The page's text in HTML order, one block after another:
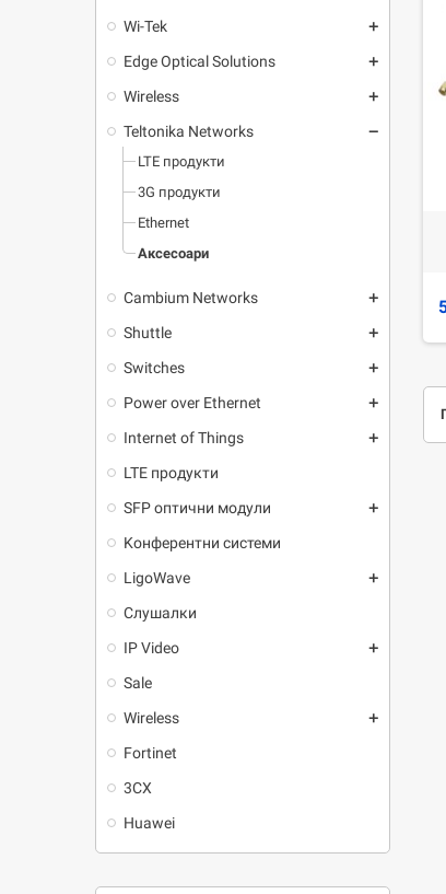
Wi-Tek add
Edge Optical Solutions add
Wireless add
Teltonika Networks remove
LTE продукти
3G продукти
Ethernet
Аксесоари
Cambium Networks add
Shuttle add
Switches add
Power over Ethernet add
Internet of Things add
LTE продукти
SFP оптични модули
add
Kонферентни системи
LigoWave
add
Слушалки
IP Video
add
Sale
Wireless
add
Fortinet
3CX
Huawei